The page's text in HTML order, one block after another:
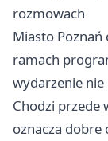
rozmowach
Miasto
ramach
wydarzenie nie
Chodzi przede
oznacza dobre